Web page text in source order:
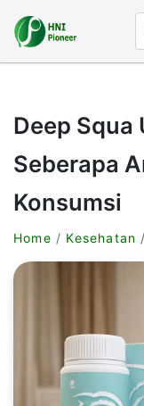
Deep Squa
Seberapa
Konsumsi
Home / Kesehatan